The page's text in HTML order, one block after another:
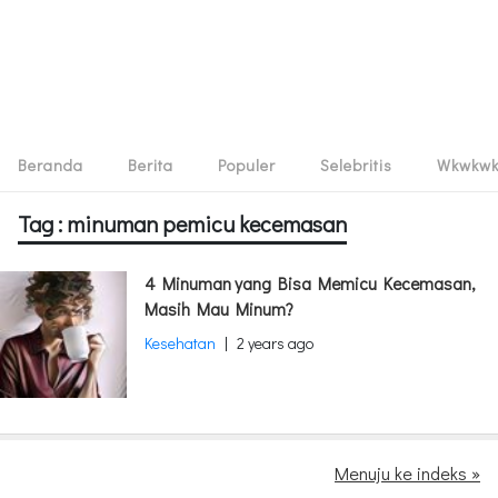
Beranda Berita Populer Selebritis Wkwkwk
Tag : minuman pemicu kecemasan
4 Minuman yang Bisa Memicu Kecemasan,
Masih Mau Minum?
Kesehatan | 2 years ago
Menuju ke indeks »